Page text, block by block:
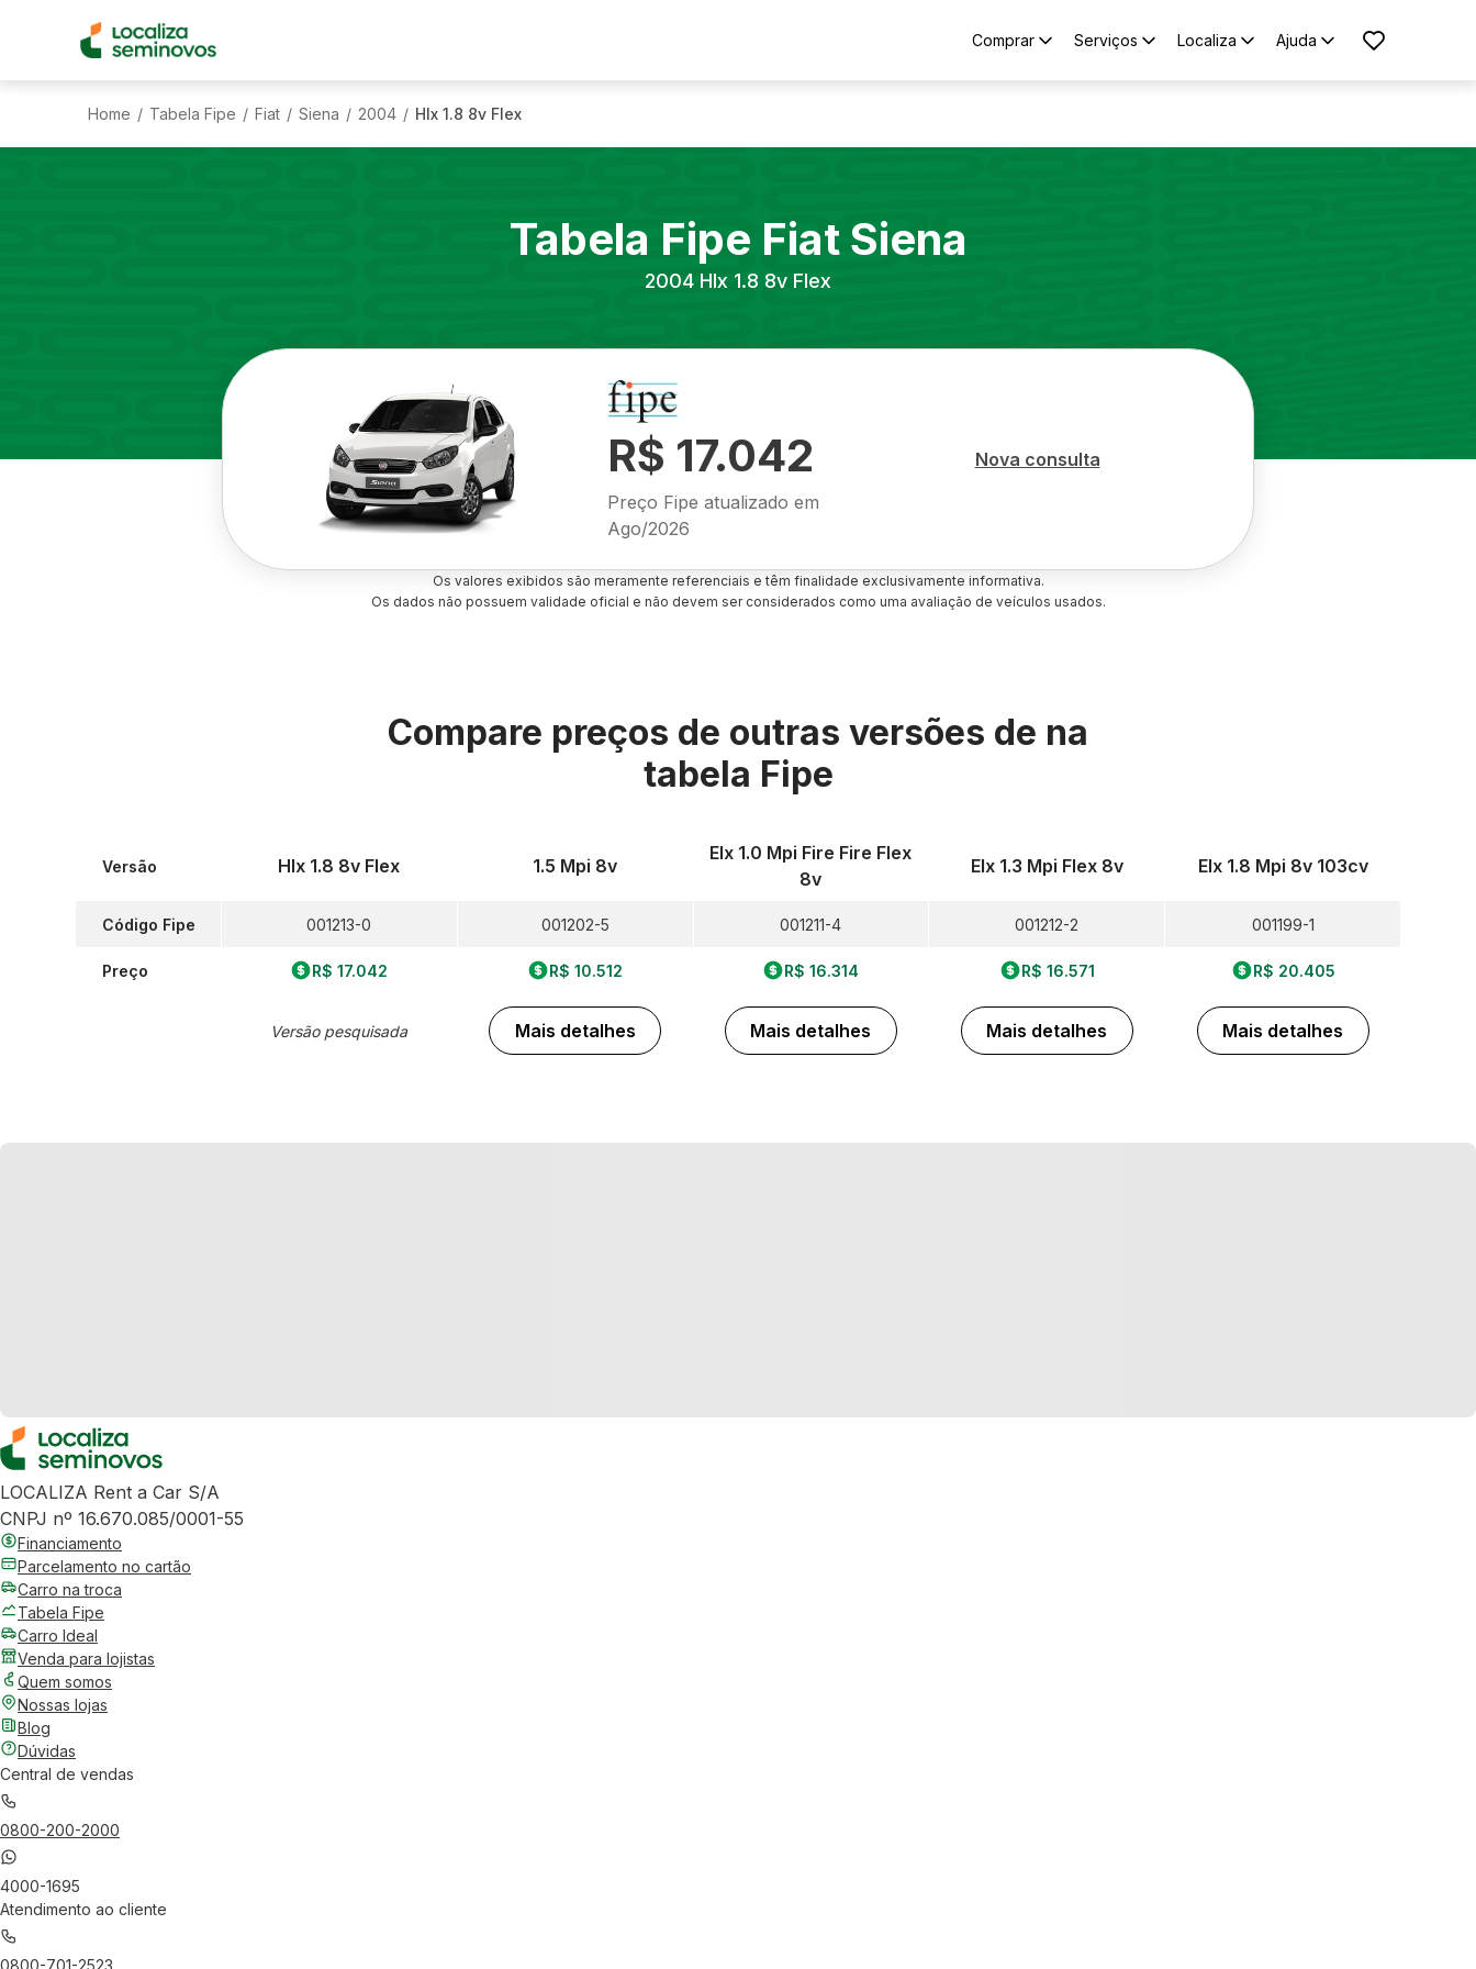
Comprar Serviços Localiza Ajuda
Home / Tabela Fipe / Fiat / Siena / 2004 / Hlx 1.8 8v Flex
Tabela Fipe Fiat Siena
2004 Hlx 1.8 8v Flex
R$ 17.042
Preço Fipe atualizado em
Ago/2026
Nova consulta
Os valores exibidos são meramente referenciais e têm finalidade exclusivamente informativa.
Os dados não possuem validade oficial e não devem ser considerados como uma avaliação de veículos usados.
Compare preços de outras versões de na
tabela Fipe
Versão
Código Fipe
Preço
Hlx 1.8 8v Flex
001213-0
R$ 17.042
Versão pesquisada
1.5 Mpi 8v
001202-5
R$ 10.512
Mais detalhes
Elx 1.0 Mpi Fire Fire Flex
8v
001211-4
R$ 16.314
Mais detalhes
Elx 1.3 Mpi Flex 8v
001212-2
R$ 16.571
Mais detalhes
Elx 1.8 Mpi 8v 103cv
001199-1
R$ 20.405
Mais detalhes
LOCALIZA Rent a Car S/A
CNPJ nº 16.670.085/0001-55
Financiamento
Parcelamento no cartão
Carro na troca
Tabela Fipe
Carro Ideal
Venda para lojistas
Quem somos
Nossas lojas
Blog
Dúvidas
Central de vendas
0800-200-2000
4000-1695
Atendimento ao cliente
0800-701-2523